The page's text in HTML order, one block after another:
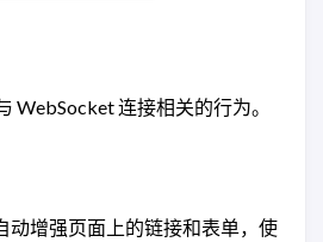
WebSocket 连接相关的行为。
动增强页面上的链接和表单，使